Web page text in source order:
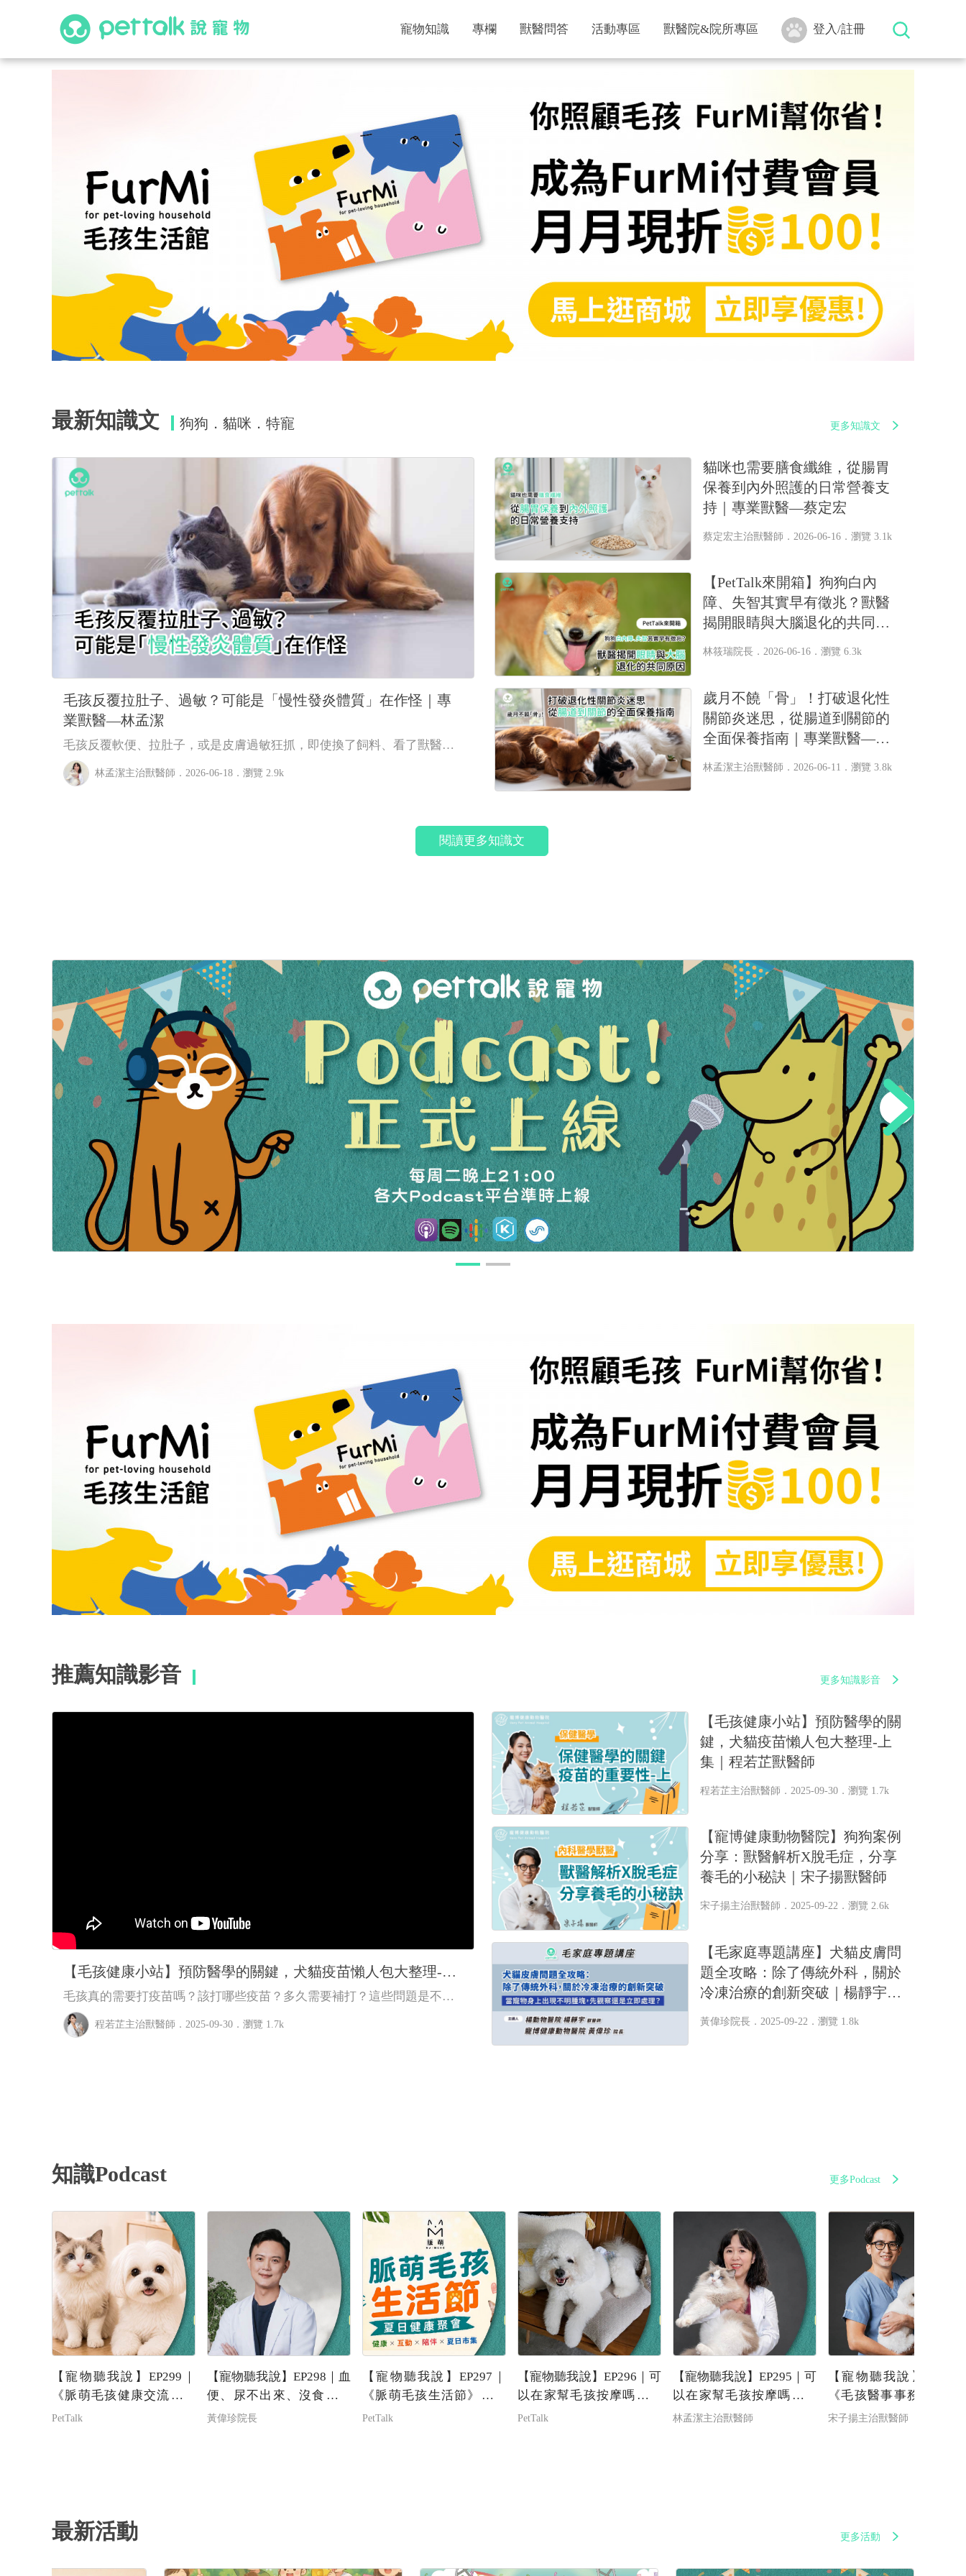
寵物知識 專欄 獸醫問答 活動專區 獸醫院&院所專區 登入/註冊
最新知識文 狗狗 貓咪 特寵 更多知識文
毛孩反覆拉肚子、過敏？可能是「慢性發炎體質」在作怪｜專
業獸醫—林孟潔
毛孩反覆軟便、拉肚子，或是皮膚過敏狂抓，即使換了飼料、看了獸醫
師，卻還是時好時壞嗎？當所有外在變數都已盡力控制卻不見起色時，問
題的根源可能藏在更深處，也就是所謂的「慢性發炎體質」在作怪！
林孟潔主治獸醫師 ．2026-06-18． 瀏覽 2.9k
貓咪也需要膳食纖維，從腸胃
保養到內外照護的日常營養支
持｜專業獸醫—蔡定宏
蔡定宏主治獸醫師 ．2026-06-16． 瀏覽 3.1k
【PetTalk來開箱】狗狗白內
障、失智其實早有徵兆？獸醫
揭開眼睛與大腦退化的共同原
因｜專業獸醫—林筱瑞
林筱瑞院長 ．2026-06-16． 瀏覽 6.3k
歲月不饒「骨」！打破退化性
關節炎迷思，從腸道到關節的
全面保養指南｜專業獸醫—林
孟潔
林孟潔主治獸醫師 ．2026-06-11． 瀏覽 3.8k
閱讀更多知識文
推薦知識影音 更多知識影音
【毛孩健康小站】預防醫學的關鍵，犬貓疫苗懶人包大整理-下
集｜程若芷獸醫師
毛孩真的需要打疫苗嗎？該打哪些疫苗？多久需要補打？這些問題是不是
也讓你感到無比困惑
程若芷主治獸醫師 ．2025-09-30． 瀏覽 1.7k
【毛孩健康小站】預防醫學的關
鍵，犬貓疫苗懶人包大整理-上
集｜程若芷獸醫師
程若芷主治獸醫師 ．2025-09-30． 瀏覽 1.7k
【寵博健康動物醫院】狗狗案例
分享：獸醫解析X脫毛症，分享
養毛的小秘訣｜宋子揚獸醫師
宋子揚主治獸醫師 ．2025-09-22． 瀏覽 2.6k
【毛家庭專題講座】犬貓皮膚問
題全攻略：除了傳統外科，關於
冷凍治療的創新突破｜楊靜宇獸
醫師with黃偉珍獸醫師
黃偉珍院長 ．2025-09-22． 瀏覽 1.8k
知識Podcast 更多Podcast
【寵物聽我說】EP299｜
《脈萌毛孩健康交流夜》
看懂毛孩日常裡的健康小
PetTalk
【寵物聽我說】EP298｜血
便、尿不出來、沒食慾…
這些症狀可能需要靠腹部
黃偉珍院長
【寵物聽我說】EP297｜
《脈萌毛孩生活節》認識
寵物健康管理新體驗feat.
PetTalk
【寵物聽我說】EP296｜可
以在家幫毛孩按摩嗎？獸
醫師教你安全按摩不踩雷
PetTalk
【寵物聽我說】EP295｜可
以在家幫毛孩按摩嗎？獸
醫師教你安全按摩不踩雷
林孟潔主治獸醫師
【寵物聽我說】EP294
《毛孩醫事事務所》品
犬貓特別要注意！認識
宋子揚主治獸醫師
最新活動 更多活動